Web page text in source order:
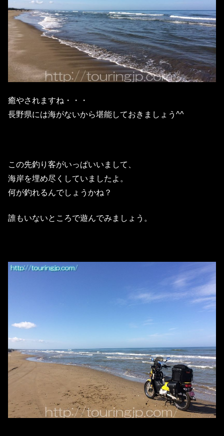
癒やされますね・・・
長野県には海がないから堪能しておきましょう^^
この先釣り客がいっぱいいまして、
海岸を埋め尽くしていましたよ。
何が釣れるんでしょうかね？
誰もいないところで遊んでみましょう。